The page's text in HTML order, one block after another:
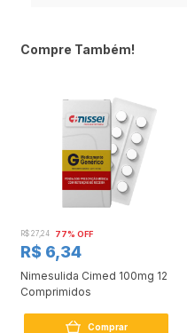
Compre Também!
R$ 27,24 77% OFF
R$ 6,34
Nimesulida Cimed 100mg 12
Comprimidos
Comprar